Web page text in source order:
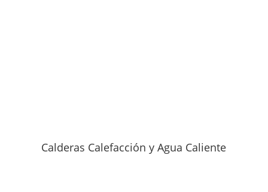
Calderas Calefacción y Agua Caliente